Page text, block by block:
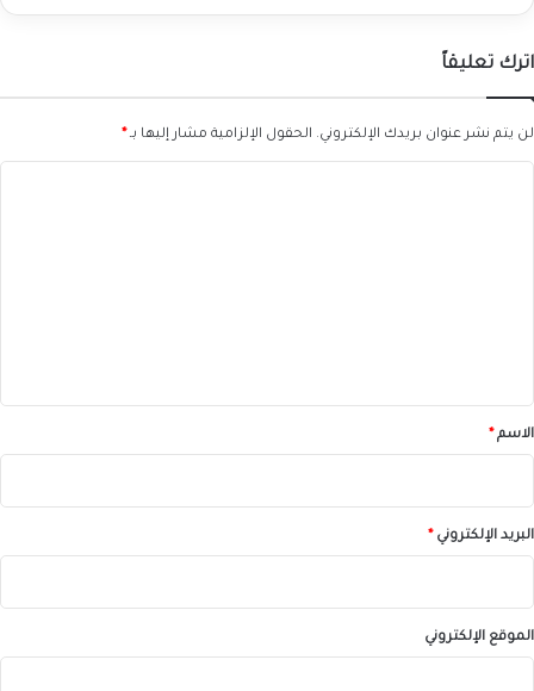
اترك تعليقاً
لن يتم نشر عنوان بريدك الإلكتروني. الحقول الإلزامية مشار إليها بـ*
*الاسم*
البريد الإلكتروني*
الموقع الإلكتروني